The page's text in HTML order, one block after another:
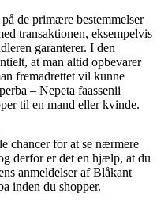
de primære bestemmelser
transaktionen, eksempelvis
garanterer. I den
at man altid opbevarer
fremadrettet vil kunne
– Nepeta faassenii
til en mand eller kvinde.
chancer for at se nærmere
derfor er det en hjælp, at du
anmeldelser af Blåkant
inden du shopper.